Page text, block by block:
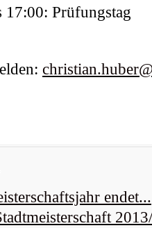
Prüfungstag
endet...